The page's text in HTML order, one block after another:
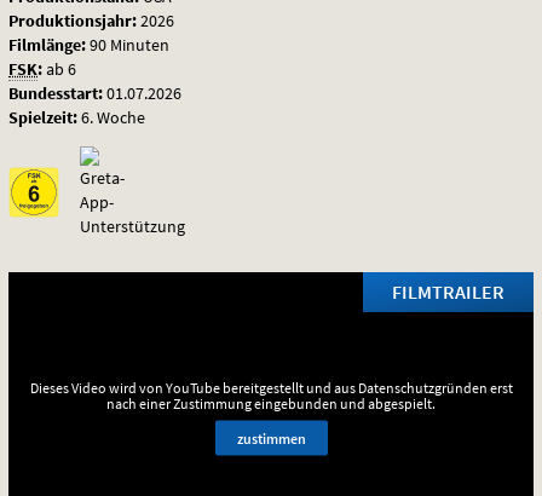
Produktionsjahr:2026
Filmlänge:90 Minuten
FSK:ab 6
Bundesstart:01.07.2026
Spielzeit:6. Woche
FILMTRAILER
Dieses Video wird von YouTube bereitgestellt und aus Datenschutzgründen erst
nach einer Zustimmung eingebunden und abgespielt.
zustimmen